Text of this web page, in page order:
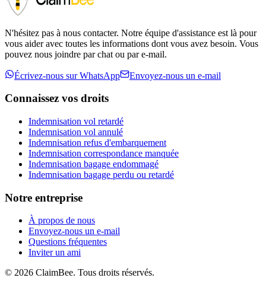
N'hésitez pas à nous contacter. Notre équipe d'assistance est là pour
vous aider avec toutes les informations dont vous avez besoin. Vous
pouvez nous joindre par chat ou par e-mail.
Écrivez-nous sur WhatsApp Envoyez-nous un e-mail
Connaissez vos droits
Indemnisation vol retardé
Indemnisation vol annulé
Indemnisation refus d'embarquement
Indemnisation correspondance manquée
Indemnisation bagage endommagé
Indemnisation bagage perdu ou retardé
Notre entreprise
À propos de nous
Envoyez-nous un e-mail
Questions fréquentes
Inviter un ami
© 2026 ClaimBee. Tous droits réservés.